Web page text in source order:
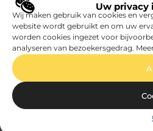
Uw privacy
Wij maken gebruik van cookies en
website wordt gebruikt en om uw
worden cookies ingezet voor
analyseren van bezoekersgedrag.
Uw zekerheid: een
leverancier die actief met u